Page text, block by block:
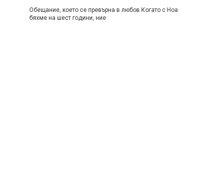
Обещание, което се превърна в любов Когато с Ноа
бяхме на шест години, ние